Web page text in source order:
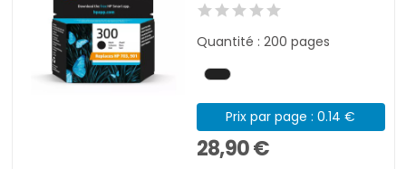
Quantité : 200 pages
Prix par page : 0.14 €
28,90 €